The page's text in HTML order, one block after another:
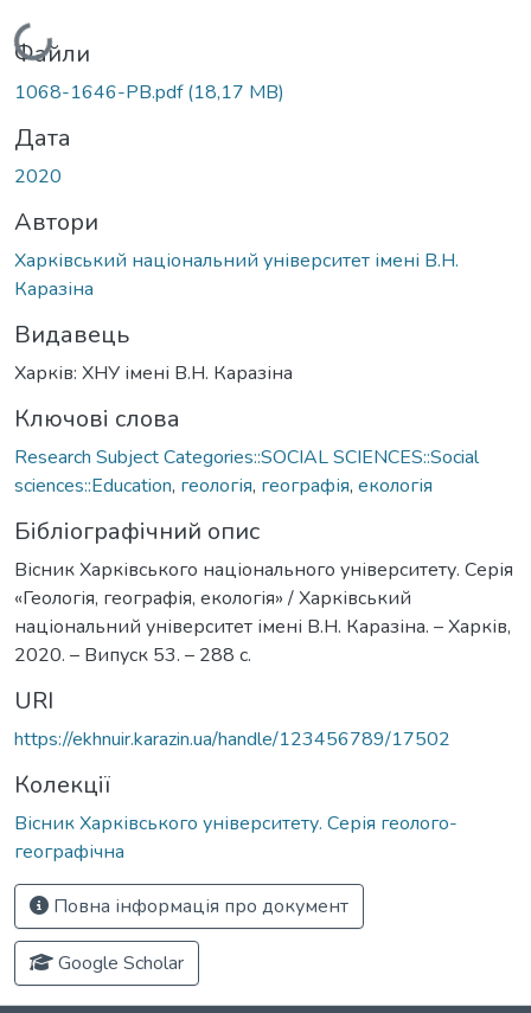
Вантажиться...
Файли
1068-1646-PB.pdf(18,17 MB)
Дата
2020
Автори
Харківський національний університет імені В.Н.
Каразіна
Видавець
Харків: ХНУ імені В.Н. Каразіна
Ключові слова
Research Subject Categories::SOCIAL SCIENCES::Social
sciences::Education, геологія, географія, екологія
Бібліографічний опис
Вісник Харківського національного університету. Серія
«Геологія, географія, екологія» / Харківський
національний університет імені В.Н. Каразіна. – Харків,
2020. – Випуск 53. – 288 с.
URI
https://ekhnuir.karazin.ua/handle/123456789/17502
Колекції
Вісник Харківського університету. Серія геолого-
географічна
Повна інформація про документ
Google Scholar